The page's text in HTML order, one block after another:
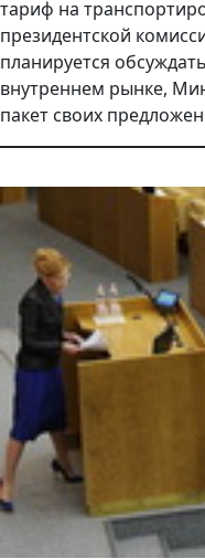
тариф на
президентской
планируется
внутреннем рынке,
пакет своих